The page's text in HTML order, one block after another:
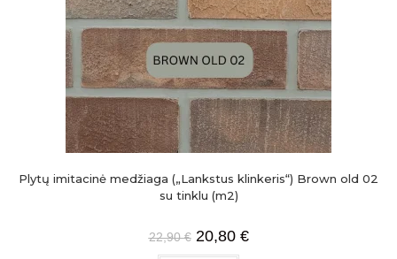
Plytų imitacinė medžiaga („Lankstus klinkeris“) Brown old 02
su tinklu (m2)
22,90€ 20,80 €